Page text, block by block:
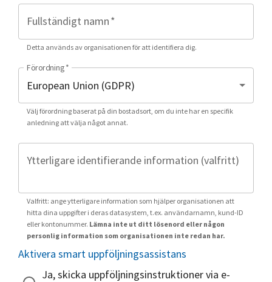
Fullständigt namn*
Detta används av organisationen för att identifiera dig.
Förordning*
Välj förordning baserat på din bostadsort, om du inte har en specifik
anledning att välja något annat.
Ytterligare identifierande information (valfritt)
Valfritt: ange ytterligare information som hjälper organisationen att
hitta dina uppgifter i deras datasystem, t.ex. användarnamn, kund-ID
eller kontonummer. Lämna inte ut ditt lösenord eller någon
personlig information som organisationen inte redan har.
Aktivera smart uppföljningsassistans
Ja, skicka uppföljningsinstruktioner via e-